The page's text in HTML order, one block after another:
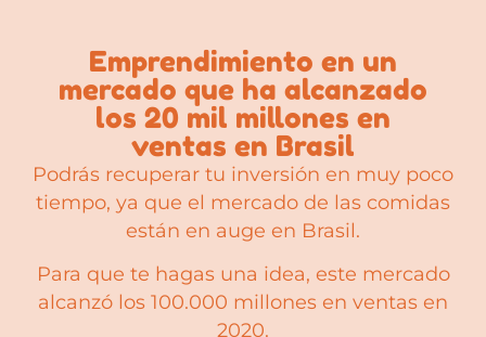
Emprendimiento en un
mercado que ha alcanzado
los 20 mil millones en
ventas en Brasil
Podrás recuperar tu inversión en muy poco
tiempo, ya que el mercado de las comidas
están en auge en Brasil.
Para que te hagas una idea, este mercado
alcanzó los 100.000 millones en ventas en
2020.